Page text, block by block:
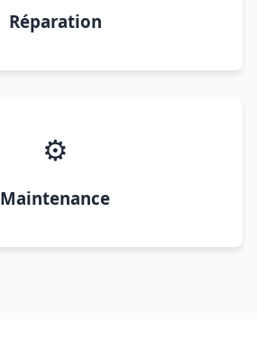
Réparation
⚙️
Maintenance